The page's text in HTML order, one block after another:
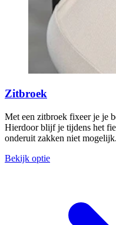
Zitbroek
Met een zitbroek fixeer je je
Hierdoor blijf je tijdens het
onderuit zakken niet mogelijk.
Bekijk optie